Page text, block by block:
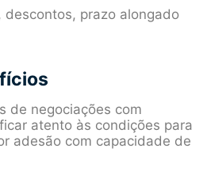
prazo alongado
de negociações com
atento às condições para
adesão com capacidade de